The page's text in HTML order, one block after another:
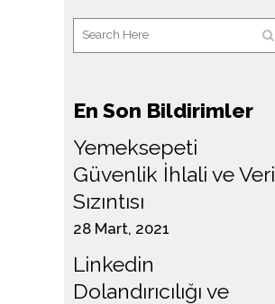
En Son Bildirimler
Yemeksepeti
Güvenlik İhlali ve Veri
Sızıntısı
28 Mart, 2021
Linkedin
Dolandırıcılığı ve